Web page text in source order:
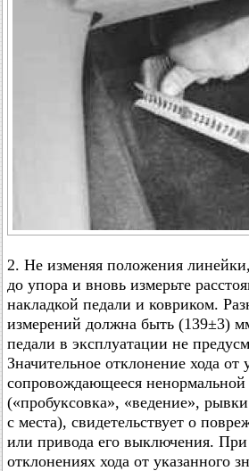
2. Не изменяя положения
до упора и вновь измерьте
накладкой педали и ковриком.
измерений должна быть (139±3)
педали в эксплуатации не
Значительное отклонение хода от
сопровождающееся ненормальной
(«пробуксовка», «ведение»,
с места), свидетельствует о
или привода его выключения. При
отклонениях хода от указанного